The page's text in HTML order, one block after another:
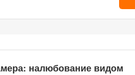
налюбование видом